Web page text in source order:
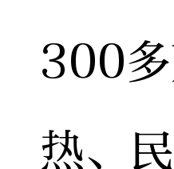
300
热、